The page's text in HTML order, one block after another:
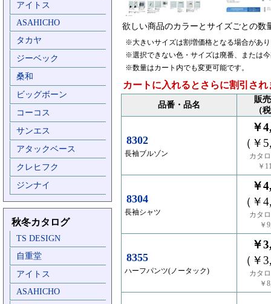
アイトス
ASAHICHO
タカヤ
ジーベック
桑和
ビッグボーン
コーコス
サンエス
アタックベース
クレヒフク
ジンナイ
秋冬カタログ
TS DESIGN
自重堂
アイトス
ASAHICHO
欲しい商品のカラーとサイズごとの数
※大きいサイズは割増価格となる場合があ
※選択できない色・サイズは廃番、または
※数量はカート内でも変更可能です。
カートに入れるとさらに割引され
品番・品名
販
（
8302
長袖ブルゾン
￥
（￥
カタ
￥
8304
長袖シャツ
￥
（￥
カタ
￥
8355
ハーフパンツ(ノータック)
￥
（￥
カタ
￥